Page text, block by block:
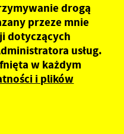
drogą
przeze mnie
dotyczących
usług.
w każdym
i plików